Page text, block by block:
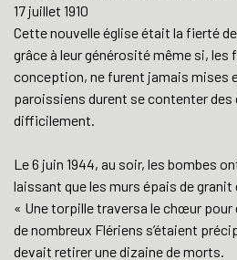
17 juillet 1910
Cette nouvelle église était la fierté
grâce à leur générosité même si, les
conception, ne furent jamais mises
paroissiens durent se contenter des
difficilement.
Le 6 juin 1944, au soir, les bombes
laissant que les murs épais de granit
« Une torpille traversa le chœur pour
de nombreux Flériens s’étaient
devait retirer une dizaine de morts.